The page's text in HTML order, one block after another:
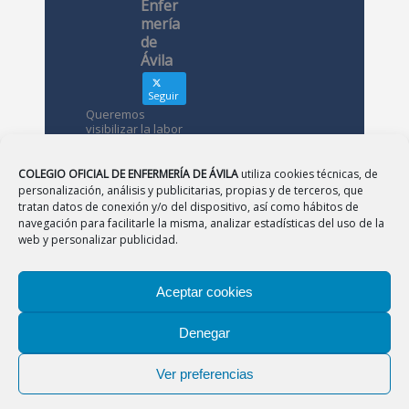
COLEGIO OFICIAL DE ENFERMERÍA DE ÁVILA utiliza cookies técnicas, de
personalización, análisis y publicitarias, propias y de terceros, que
tratan datos de conexión y/o del dispositivo, así como hábitos de
navegación para facilitarle la misma, analizar estadísticas del uso de la
web y personalizar publicidad.
Aceptar cookies
Denegar
Ver preferencias
Enfer
mería
de
Ávila
Seguir
Queremos
visibilizar la labor
conoces?
Avatar Colegio
Oficial de
de Ávila
12 May
Enfermería
os
LEÓN|PALENCIA
|SEGOVIA|SORIA|VALLADOLID|ZAMORA